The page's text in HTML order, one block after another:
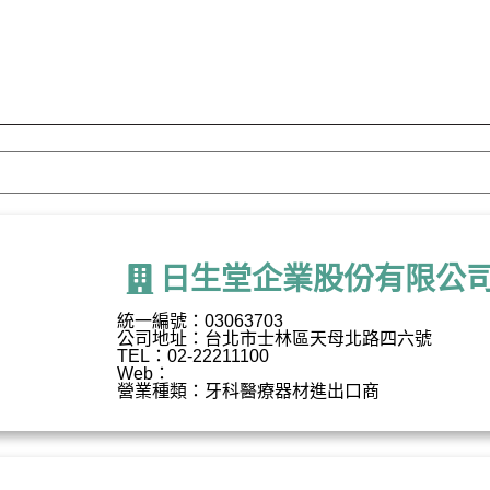
日生堂企業股份有限公
統一編號：03063703
公司地址：台北市士林區天母北路四六號
TEL：02-22211100
Web：
營業種類：牙科醫療器材進出口商